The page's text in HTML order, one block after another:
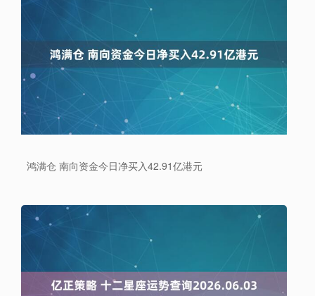
鸿满仓 南向资金今日净买入42.91亿港元